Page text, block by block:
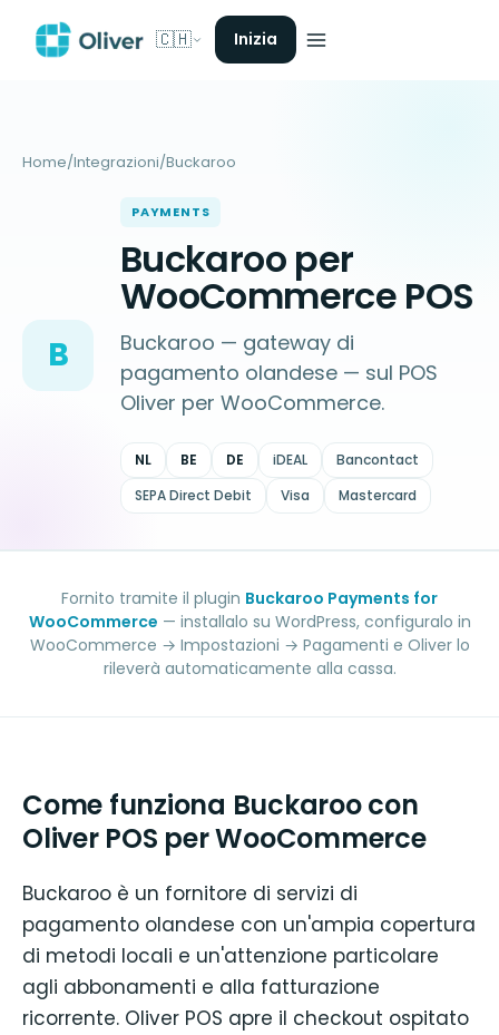
🇨🇭 Inizia
Home/Integrazioni/Buckaroo
B
PAYMENTS
Buckaroo per
WooCommerce POS
Buckaroo — gateway di
pagamento olandese — sul POS
Oliver per WooCommerce.
NL BE DE iDEAL
Bancontact
SEPA Direct Debit
Visa Mastercard
Fornito tramite il plugin Buckaroo Payments for
WooCommerce — installalo su WordPress, configuralo in
WooCommerce → Impostazioni → Pagamenti e Oliver lo
rileverà automaticamente alla cassa.
Come funziona Buckaroo con
Oliver POS per WooCommerce
Buckaroo è un fornitore di servizi di
pagamento olandese con un'ampia copertura
di metodi locali e un'attenzione particolare
agli abbonamenti e alla fatturazione
ricorrente. Oliver POS apre il checkout ospitato